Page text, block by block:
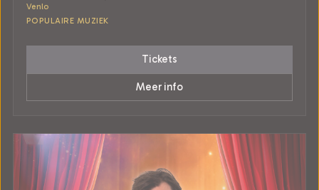
Venlo
POPULAIRE MUZIEK
Tickets
Meer info